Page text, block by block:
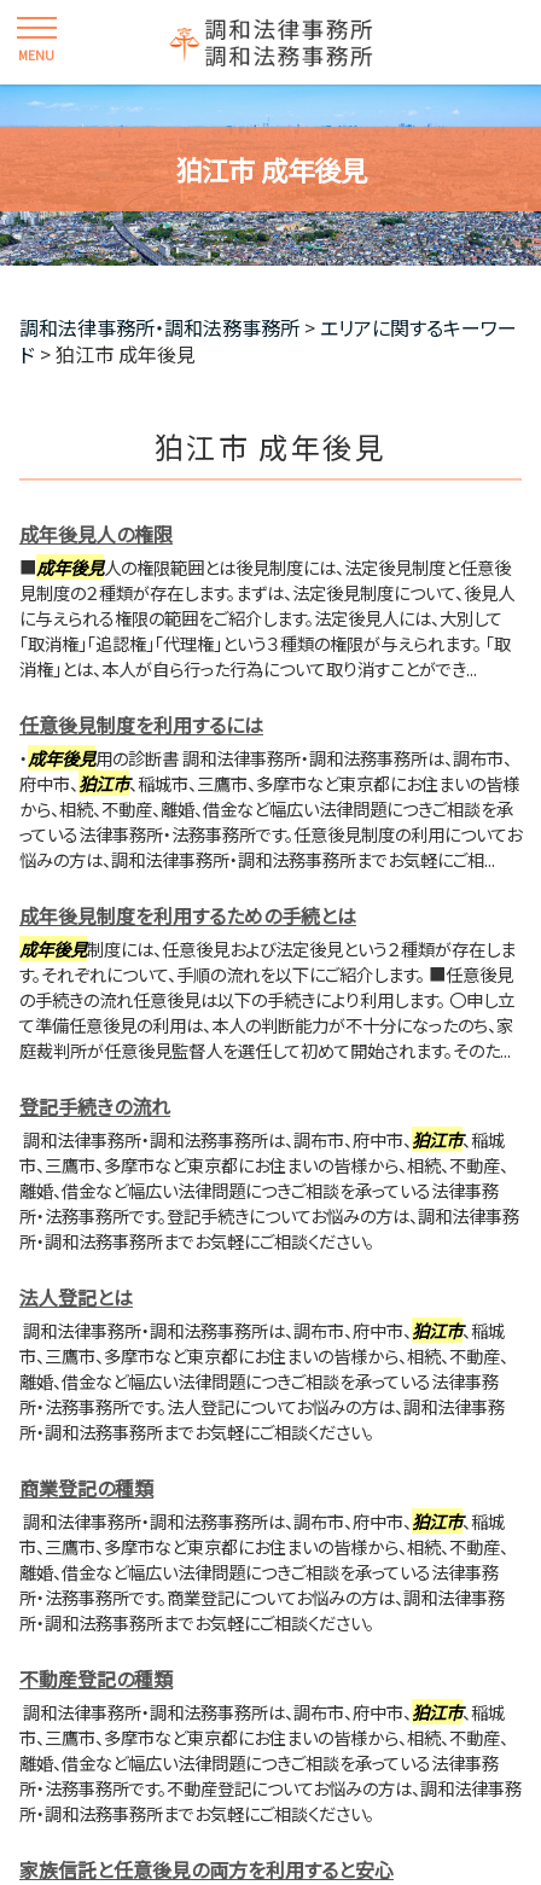
狛江市 成年後見
調和法律事務所・調和法務事務所 > エリアに関するキーワー
ド >狛江市 成年後見
狛江市 成年後見
成年後見人の権限
■成年後見人の権限範囲とは後見制度には、法定後見制度と任意後
見制度の２種類が存在します。まずは、法定後見制度について、後見人
に与えられる権限の範囲をご紹介します。法定後見人には、大別して
「取消権」「追認権」「代理権」という３種類の権限が与えられます。 「取
消権」とは、本人が自ら行った行為について取り消すことができ...
任意後見制度を利用するには
・成年後見用の診断書 調和法律事務所・調和法務事務所は、調布市、
府中市、狛江市、稲城市、三鷹市、多摩市など東京都にお住まいの皆様
から、相続、不動産、離婚、借金など幅広い法律問題につきご相談を承
っている法律事務所・法務事務所です。任意後見制度の利用についてお
悩みの方は、調和法律事務所・調和法務事務所までお気軽にご相...
成年後見制度を利用するための手続とは
成年後見制度には、任意後見および法定後見という２種類が存在しま
す。それぞれについて、手順の流れを以下にご紹介します。 ■任意後見
の手続きの流れ任意後見は以下の手続きにより利用します。 〇申し立
て準備任意後見の利用は、本人の判断能力が不十分になったのち、家
庭裁判所が任意後見監督人を選任して初めて開始されます。そのた...
登記手続きの流れ
調和法律事務所・調和法務事務所は、調布市、府中市、狛江市、稲城
市、三鷹市、多摩市など東京都にお住まいの皆様から、相続、不動産、
離婚、借金など幅広い法律問題につきご相談を承っている法律事務
所・法務事務所です。登記手続きについてお悩みの方は、調和法律事務
所・調和法務事務所までお気軽にご相談ください。
法人登記とは
調和法律事務所・調和法務事務所は、調布市、府中市、狛江市、稲城
市、三鷹市、多摩市など東京都にお住まいの皆様から、相続、不動産、
離婚、借金など幅広い法律問題につきご相談を承っている法律事務
所・法務事務所です。法人登記についてお悩みの方は、調和法律事務
所・調和法務事務所までお気軽にご相談ください。
商業登記の種類
調和法律事務所・調和法務事務所は、調布市、府中市、狛江市、稲城
市、三鷹市、多摩市など東京都にお住まいの皆様から、相続、不動産、
離婚、借金など幅広い法律問題につきご相談を承っている法律事務
所・法務事務所です。商業登記についてお悩みの方は、調和法律事務
所・調和法務事務所までお気軽にご相談ください。
不動産登記の種類
調和法律事務所・調和法務事務所は、調布市、府中市、狛江市、稲城
市、三鷹市、多摩市など東京都にお住まいの皆様から、相続、不動産、
離婚、借金など幅広い法律問題につきご相談を承っている法律事務
所・法務事務所です。不動産登記についてお悩みの方は、調和法律事務
所・調和法務事務所までお気軽にご相談ください。
家族信託と任意後見の両方を利用すると安心